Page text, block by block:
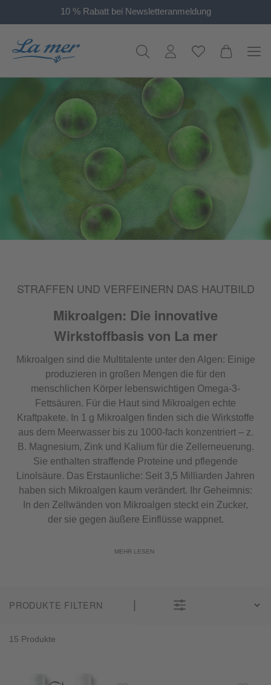
10 % Rabatt bei Newsletteranmeldung
STRAFFEN UND VERFEINERN DAS HAUTBILD
Mikroalgen: Die innovative
Wirkstoffbasis von La mer
Mikroalgen sind die Multitalente unter den Algen: Einige
produzieren in großen Mengen die für den
menschlichen Körper lebenswichtigen Omega-3-
Fettsäuren. Für die Haut sind Mikroalgen echte
Kraftpakete. In 1 g Mikroalgen finden sich die Wirkstoffe
aus dem Meerwasser bis zu 1000-fach konzentriert – z.
B. Magnesium, Zink und Kalium für die Zellerneuerung.
Sie enthalten straffende Proteine und pflegende
Linolsäure. Das Erstaunliche: Seit 3,5 Milliarden Jahren
haben sich Mikroalgen kaum verändert. Ihr Geheimnis:
In den Zellwänden von Mikroalgen steckt ein Zucker,
der sie gegen äußere Einflüsse wappnet.
PRODUKTE FILTERN
15 Produkte